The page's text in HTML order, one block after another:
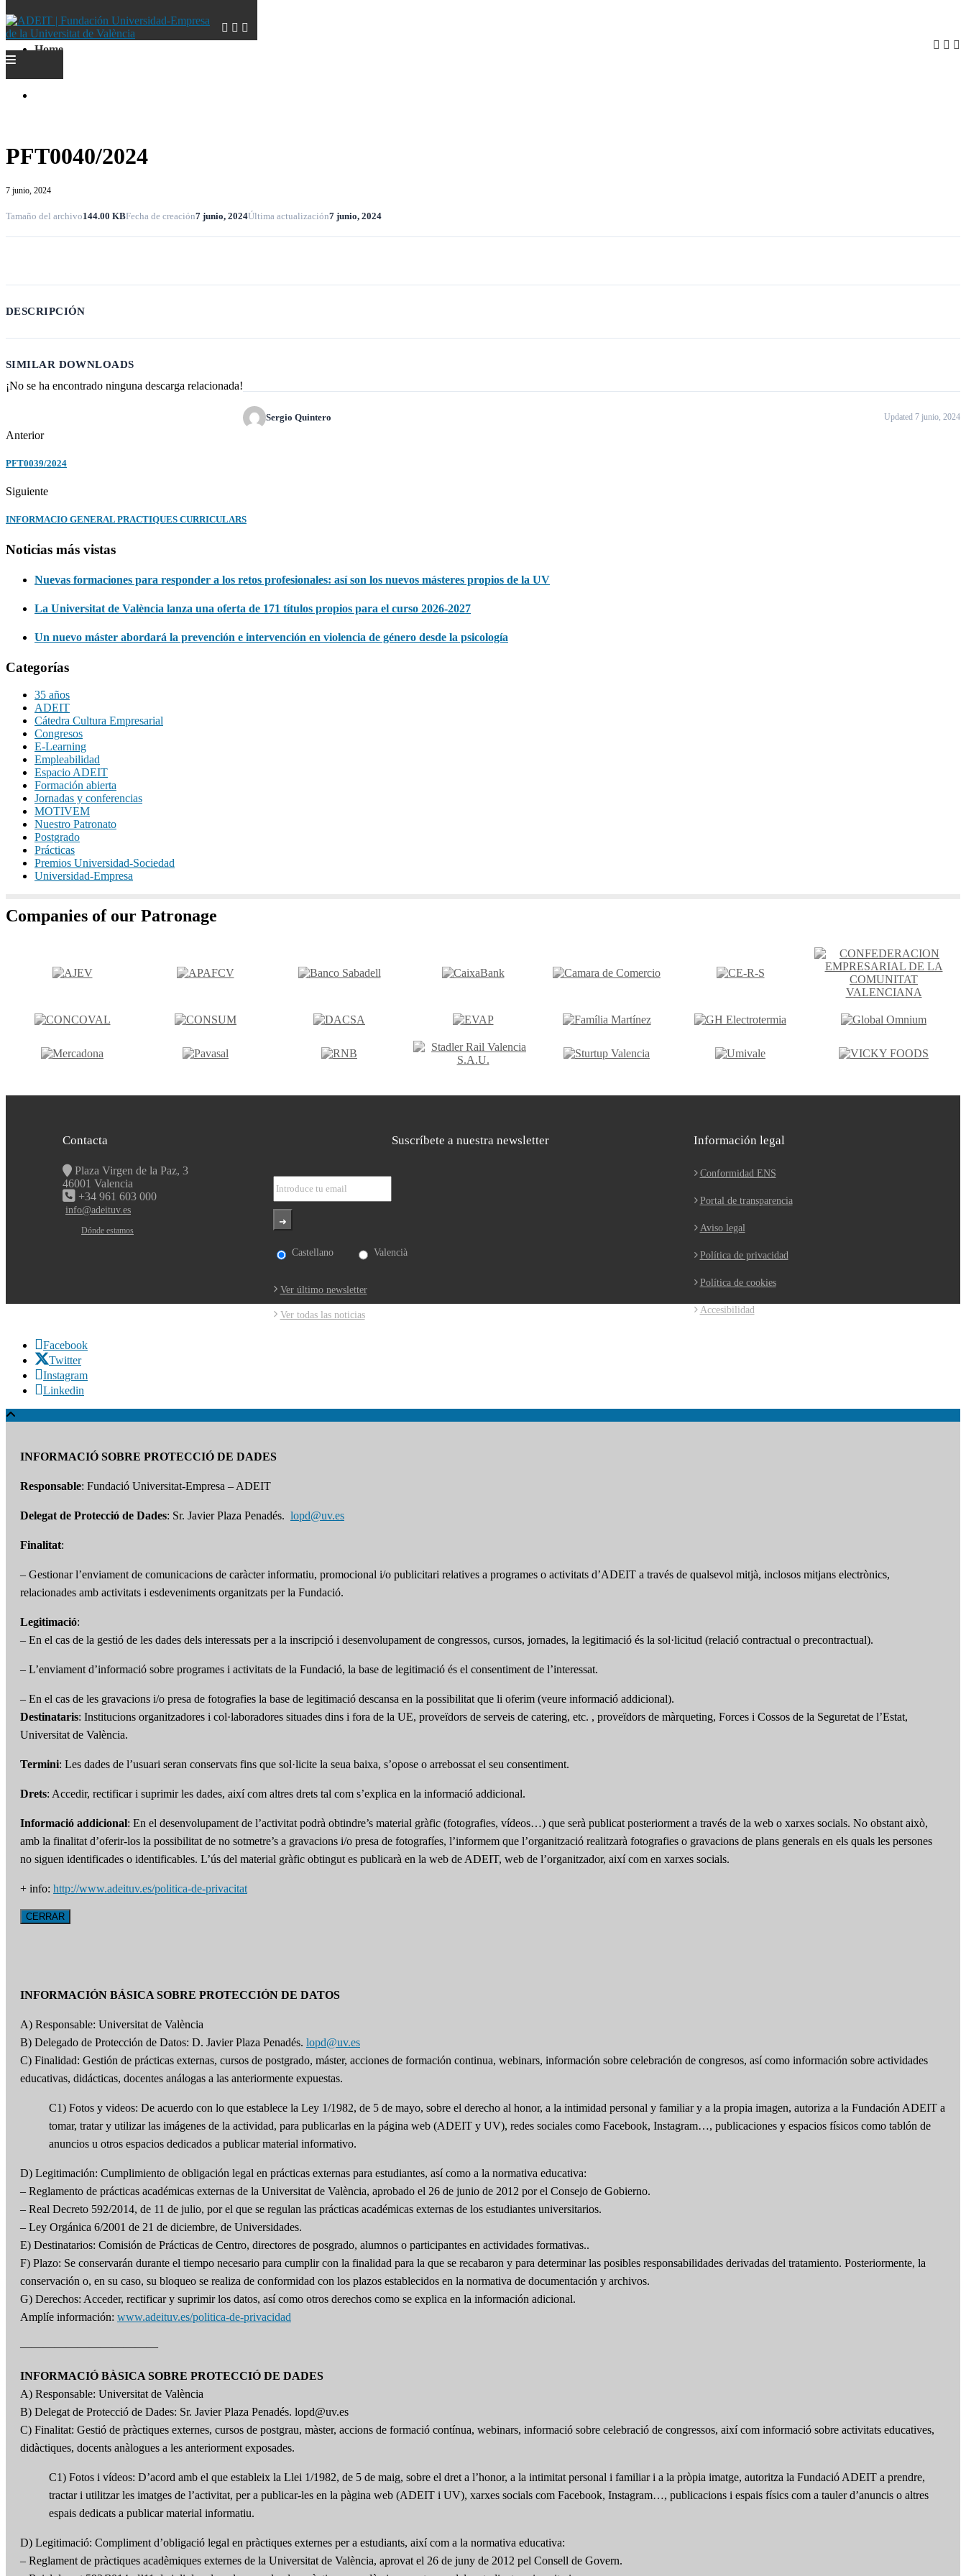
Home
PFT0040/2024
7 junio, 2024
Tamaño del archivo144.00 KBFecha de creación7 junio, 2024Última actualización7 junio, 2024
DESCRIPCIÓN
SIMILAR DOWNLOADS
¡No se ha encontrado ninguna descarga relacionada!
Sergio Quintero Updated 7 junio, 2024
Anterior
PFT0039/2024
Siguiente
INFORMACIO GENERAL PRACTIQUES CURRICULARS
Noticias más vistas
Nuevas formaciones para responder a los retos profesionales: así son los nuevos másteres propios de la UV
La Universitat de València lanza una oferta de 171 títulos propios para el curso 2026-2027
Un nuevo máster abordará la prevención e intervención en violencia de género desde la psicología
Categorías
35 años
ADEIT
Cátedra Cultura Empresarial
Congresos
E-Learning
Empleabilidad
Espacio ADEIT
Formación abierta
Jornadas y conferencias
MOTIVEM
Nuestro Patronato
Postgrado
Prácticas
Premios Universidad-Sociedad
Universidad-Empresa
Companies of our Patronage
Contacta
Plaza Virgen de la Paz, 3
46001 Valencia
+34 961 603 000
info@adeituv.es
Dónde estamos
Información legal
Conformidad ENS
Portal de transparencia
Aviso legal
Política de privacidad
Política de cookies
Accesibilidad
Suscríbete a nuestra newsletter
Castellano Valencià
Ver último newsletter
Ver todas las noticias
Facebook
Twitter
Instagram
Linkedin
INFORMACIÓ SOBRE PROTECCIÓ DE DADES
Responsable: Fundació Universitat-Empresa – ADEIT
Delegat de Protecció de Dades: Sr. Javier Plaza Penadés. lopd@uv.es
Finalitat:
– Gestionar l’enviament de comunicacions de caràcter informatiu, promocional i/o publicitari relatives a programes o activitats d’ADEIT a través de qualsevol mitjà, inclosos mitjans electrònics,
relacionades amb activitats i esdeveniments organitzats per la Fundació.
Legitimació:
– En el cas de la gestió de les dades dels interessats per a la inscripció i desenvolupament de congressos, cursos, jornades, la legitimació és la sol·licitud (relació contractual o precontractual).
– L’enviament d’informació sobre programes i activitats de la Fundació, la base de legitimació és el consentiment de l’interessat.
– En el cas de les gravacions i/o presa de fotografies la base de legitimació descansa en la possibilitat que li oferim (veure informació addicional).
Destinataris: Institucions organitzadores i col·laboradores situades dins i fora de la UE, proveïdors de serveis de catering, etc. , proveïdors de màrqueting, Forces i Cossos de la Seguretat de l’Estat,
Universitat de València.
Termini: Les dades de l’usuari seran conservats fins que sol·licite la seua baixa, s’opose o arrebossat el seu consentiment.
Drets: Accedir, rectificar i suprimir les dades, així com altres drets tal com s’explica en la informació addicional.
Informació addicional: En el desenvolupament de l’activitat podrà obtindre’s material gràfic (fotografies, vídeos…) que serà publicat posteriorment a través de la web o xarxes socials. No obstant això,
amb la finalitat d’oferir-los la possibilitat de no sotmetre’s a gravacions i/o presa de fotografíes, l’informem que l’organització realitzarà fotografies o gravacions de plans generals en els quals les persones
no siguen identificades o identificables. L’ús del material gràfic obtingut es publicarà en la web de ADEIT, web de l’organitzador, així com en xarxes socials.
+ info: http://www.adeituv.es/politica-de-privacitat
CERRAR
INFORMACIÓN BÁSICA SOBRE PROTECCIÓN DE DATOS
A) Responsable: Universitat de València
B) Delegado de Protección de Datos: D. Javier Plaza Penadés. lopd@uv.es
C) Finalidad: Gestión de prácticas externas, cursos de postgrado, máster, acciones de formación continua, webinars, información sobre celebración de congresos, así como información sobre actividades
educativas, didácticas, docentes análogas a las anteriormente expuestas.
C1) Fotos y videos: De acuerdo con lo que establece la Ley 1/1982, de 5 de mayo, sobre el derecho al honor, a la intimidad personal y familiar y a la propia imagen, autoriza a la Fundación ADEIT a
tomar, tratar y utilizar las imágenes de la actividad, para publicarlas en la página web (ADEIT y UV), redes sociales como Facebook, Instagram…, publicaciones y espacios físicos como tablón de
anuncios u otros espacios dedicados a publicar material informativo.
D) Legitimación: Cumplimiento de obligación legal en prácticas externas para estudiantes, así como a la normativa educativa:
– Reglamento de prácticas académicas externas de la Universitat de València, aprobado el 26 de junio de 2012 por el Consejo de Gobierno.
– Real Decreto 592/2014, de 11 de julio, por el que se regulan las prácticas académicas externas de los estudiantes universitarios.
– Ley Orgánica 6/2001 de 21 de diciembre, de Universidades.
E) Destinatarios: Comisión de Prácticas de Centro, directores de posgrado, alumnos o participantes en actividades formativas..
F) Plazo: Se conservarán durante el tiempo necesario para cumplir con la finalidad para la que se recabaron y para determinar las posibles responsabilidades derivadas del tratamiento. Posteriormente, la
conservación o, en su caso, su bloqueo se realiza de conformidad con los plazos establecidos en la normativa de documentación y archivos.
G) Derechos: Acceder, rectificar y suprimir los datos, así como otros derechos como se explica en la información adicional.
Amplíe información: www.adeituv.es/politica-de-privacidad
————————————
INFORMACIÓ BÀSICA SOBRE PROTECCIÓ DE DADES
A) Responsable: Universitat de València
B) Delegat de Protecció de Dades: Sr. Javier Plaza Penadés. lopd@uv.es
C) Finalitat: Gestió de pràctiques externes, cursos de postgrau, màster, accions de formació contínua, webinars, informació sobre celebració de congressos, així com informació sobre activitats educatives,
didàctiques, docents anàlogues a les anteriorment exposades.
C1) Fotos i vídeos: D’acord amb el que estableix la Llei 1/1982, de 5 de maig, sobre el dret a l’honor, a la intimitat personal i familiar i a la pròpia imatge, autoritza la Fundació ADEIT a prendre,
tractar i utilitzar les imatges de l’activitat, per a publicar-les en la pàgina web (ADEIT i UV), xarxes socials com Facebook, Instagram…, publicacions i espais físics com a tauler d’anuncis o altres
espais dedicats a publicar material informatiu.
D) Legitimació: Compliment d’obligació legal en pràctiques externes per a estudiants, així com a la normativa educativa:
– Reglament de pràctiques acadèmiques externes de la Universitat de València, aprovat el 26 de juny de 2012 pel Consell de Govern.